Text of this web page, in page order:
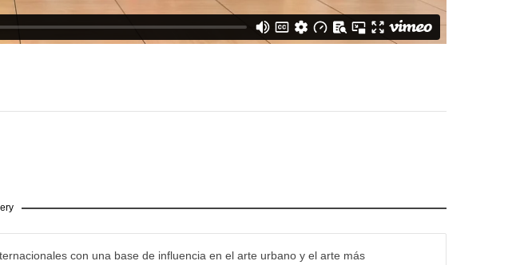
con una base de influencia en el arte urbano y el arte más